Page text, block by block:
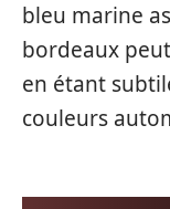
bleu marine
bordeaux
en étant
couleurs